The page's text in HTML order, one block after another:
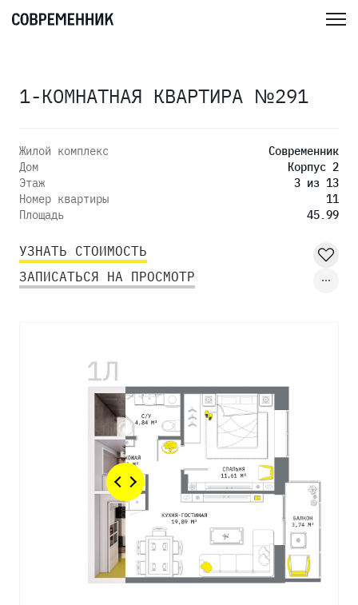
1-КОМНАТНАЯ КВАРТИРА №291
Жилой комплекс
Современник
Дом
Корпус 2
Этаж
3 из 13
Номер квартиры
11
Площадь
45.99
УЗНАТЬ СТОИМОСТЬ
ЗАПИСАТЬСЯ НА ПРОСМОТР